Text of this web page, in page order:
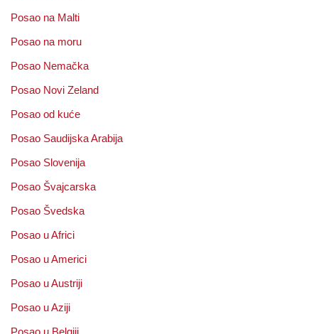
Posao na Malti
Posao na moru
Posao Nemačka
Posao Novi Zeland
Posao od kuće
Posao Saudijska Arabija
Posao Slovenija
Posao Švajcarska
Posao Švedska
Posao u Africi
Posao u Americi
Posao u Austriji
Posao u Aziji
Posao u Belgiji